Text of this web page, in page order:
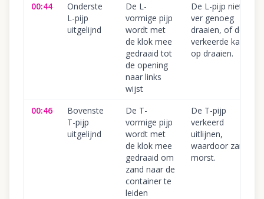
00:44
Onderste
L-pijp
uitgelijnd
De L-
vormige pijp
wordt met
de klok mee
gedraaid tot
de opening
naar links
wijst
De L-pijp niet
ver genoeg
draaien, of de
verkeerde kant
op draaien.
00:46
Bovenste
T-pijp
uitgelijnd
De T-
vormige pijp
wordt met
de klok mee
gedraaid om
zand naar de
container te
leiden
De T-pijp
verkeerd
uitlijnen,
waardoor zand
morst.